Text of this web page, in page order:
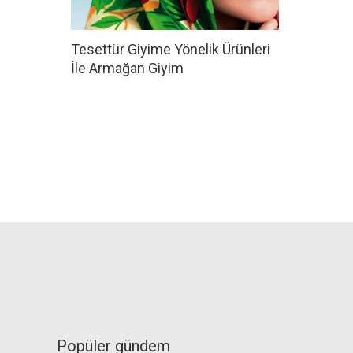
Tesettür Giyime Yönelik Ürünleri
İle Armağan Giyim
Popüler gündem